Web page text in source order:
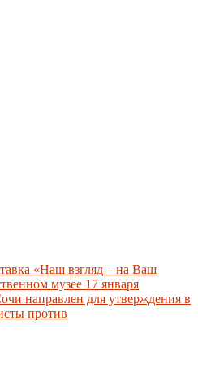
«Наш взгляд – на Ваш
музее 17 января
направлен для утверждения в
против